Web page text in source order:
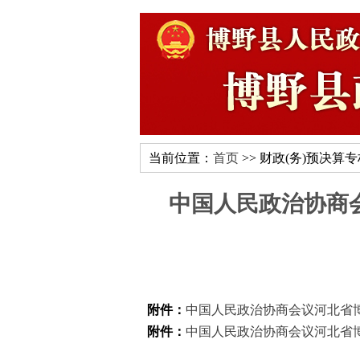
当前位置： 首页 >> 财政(务)预决算专
中国人民政治协商
附件： 中国人民政治协商会议河北省
附件： 中国人民政治协商会议河北省